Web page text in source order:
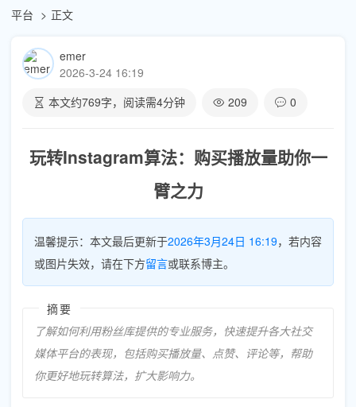
平台
正文
emer
2026-3-24 16:19
本文约769字，阅读需4分钟 209 0
玩转Instagram算法：购买播放量助你一
臂之力
温馨提示：本文最后更新于2026年3月24日 16:19，若内容
或图片失效，请在下方留言或联系博主。
摘要
了解如何利用粉丝库提供的专业服务，快速提升各大社交
媒体平台的表现，包括购买播放量、点赞、评论等，帮助
你更好地玩转算法，扩大影响力。